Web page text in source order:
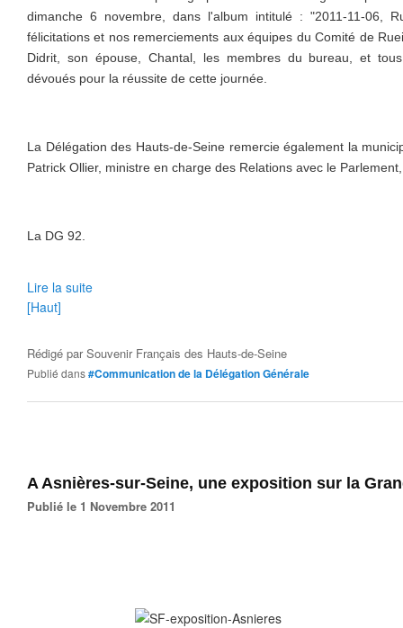
dimanche 6 novembre, dans l'album intitulé : "2011-11-06,
félicitations et nos remerciements aux équipes du Comité de
Didrit, son épouse, Chantal, les membres du bureau, et
dévoués pour la réussite de cette journée.
La Délégation des Hauts-de-Seine remercie également la
Patrick Ollier, ministre en charge des Relations avec le
La DG 92.
Lire la suite
[Haut]
Rédigé parSouvenir Français des Hauts-de-Seine
Publié dans#Communication de la Délégation Générale
A Asnières-sur-Seine, une exposition sur la
Publié le 1 Novembre 2011